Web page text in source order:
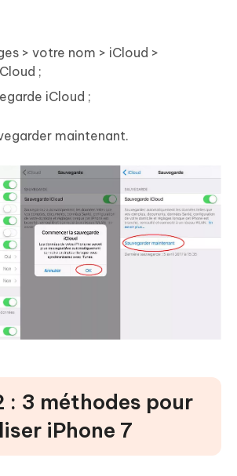
> votre nom > iCloud >
;
iCloud ;
maintenant.
: 3 méthodes pour
iPhone 7